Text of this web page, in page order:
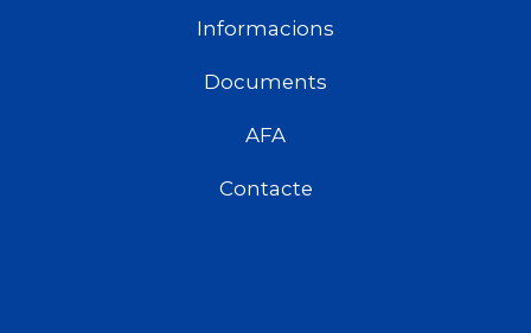
Informacions
Documents
AFA
Contacte